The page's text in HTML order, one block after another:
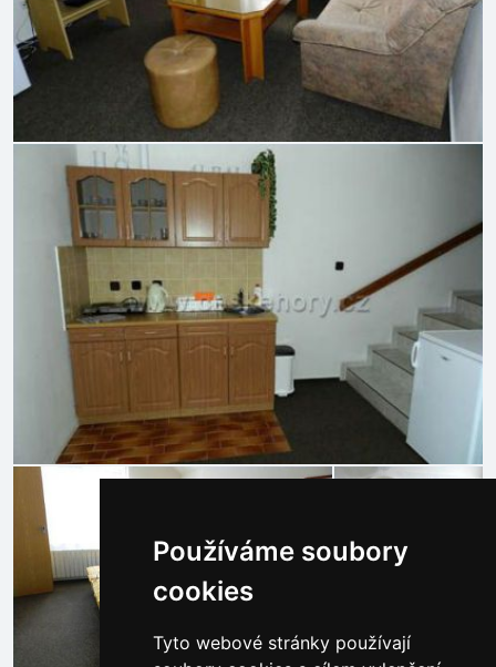
Používáme soubory
cookies
Tyto webové stránky používají